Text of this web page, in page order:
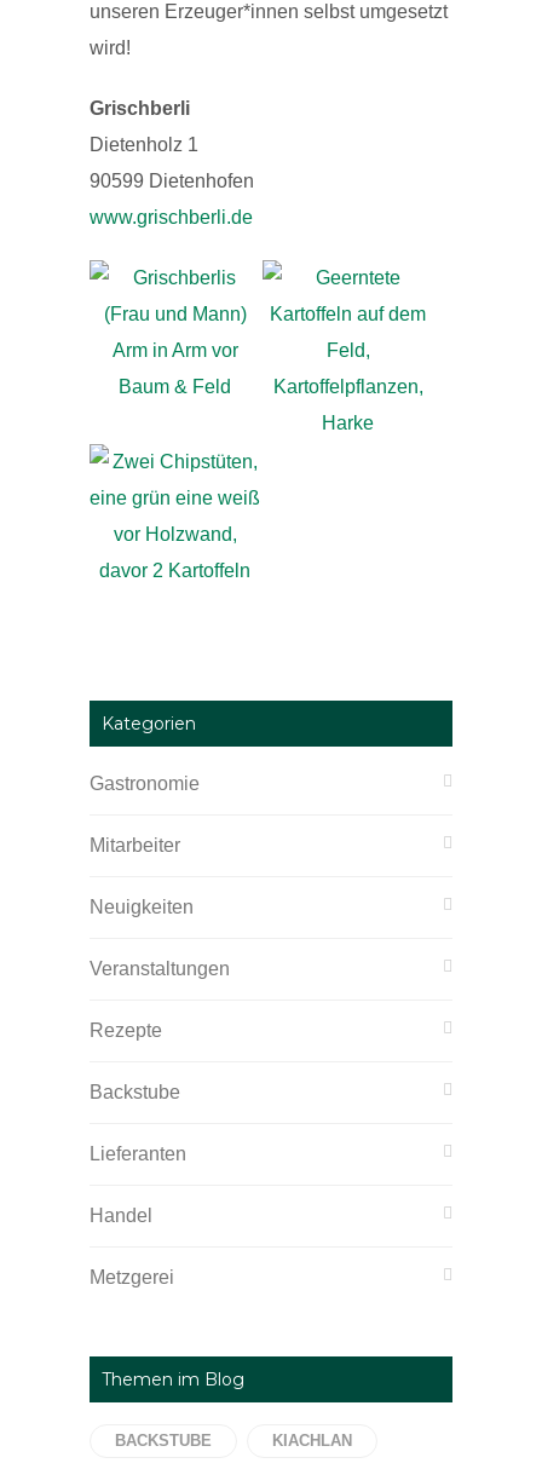
unseren Erzeuger*innen selbst umgesetzt
wird!
Grischberli
Dietenholz 1
90599 Dietenhofen
www.grischberli.de
Kategorien
Gastronomie
Mitarbeiter
Neuigkeiten
Veranstaltungen
Rezepte
Backstube
Lieferanten
Handel
Metzgerei
Themen im Blog
BACKSTUBE KIACHLAN